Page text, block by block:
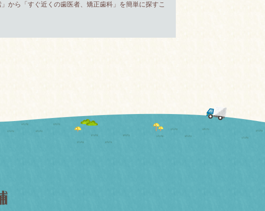
から「すぐ近くの歯医者、矯正歯科」を簡単に探すこ